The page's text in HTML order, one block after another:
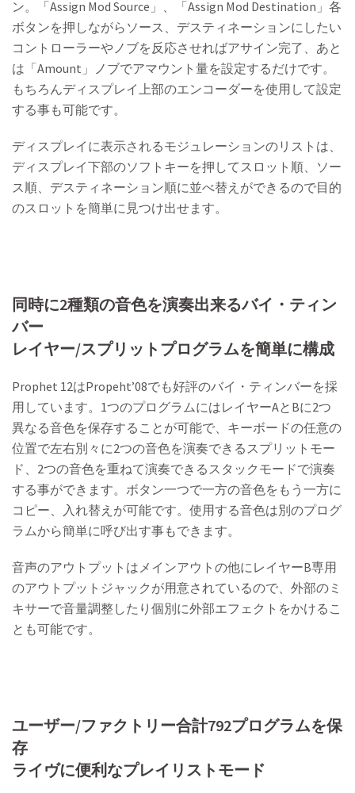
ン。「Assign Mod Source」、「Assign Mod Destination」各
ボタンを押しながらソース、デスティネーションにしたい
コントローラーやノブを反応させればアサイン完了、あと
は「Amount」ノブでアマウント量を設定するだけです。
もちろんディスプレイ上部のエンコーダーを使用して設定
する事も可能です。
ディスプレイに表示されるモジュレーションのリストは、
ディスプレイ下部のソフトキーを押してスロット順、ソー
ス順、デスティネーション順に並べ替えができるので目的
のスロットを簡単に見つけ出せます。
同時に2種類の音色を演奏出来るバイ・ティン
バー
レイヤー/スプリットプログラムを簡単に構成
Prophet 12はPropeht’08でも好評のバイ・ティンバーを採
用しています。1つのプログラムにはレイヤーAとBに2つ
異なる音色を保存することが可能で、キーボードの任意の
位置で左右別々に2つの音色を演奏できるスプリットモー
ド、2つの音色を重ねて演奏できるスタックモードで演奏
する事ができます。ボタン一つで一方の音色をもう一方に
コピー、入れ替えが可能です。使用する音色は別のプログ
ラムから簡単に呼び出す事もできます。
音声のアウトプットはメインアウトの他にレイヤーB専用
のアウトプットジャックが用意されているので、外部のミ
キサーで音量調整したり個別に外部エフェクトをかけるこ
とも可能です。
ユーザー/ファクトリー合計792プログラムを保
存
ライヴに便利なプレイリストモード